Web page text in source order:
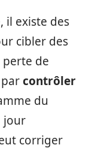
il existe des
cibler des
perte de
contrôler
du
jour
corriger